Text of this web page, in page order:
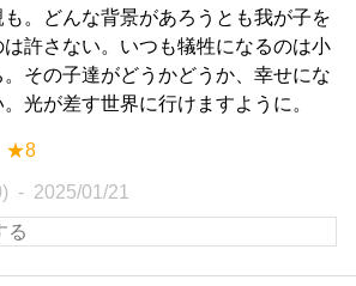
も。どんな背景があろうとも我が子を
は許さない。いつも犠牲になるのは小
。その子達がどうかどうか、幸せにな
光が差す世界に行けますように。
★8
2025/01/21